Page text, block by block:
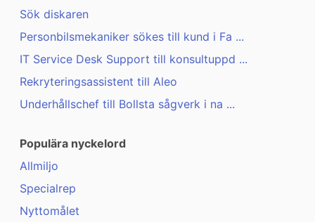
Sök diskaren
Personbilsmekaniker sökes till kund i Fa ...
IT Service Desk Support till konsultuppd ...
Rekryteringsassistent till Aleo
Underhållschef till Bollsta sågverk i na ...
Populära nyckelord
Allmiljo
Specialrep
Nyttomålet